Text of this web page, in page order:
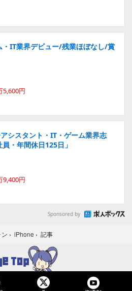
IT業界デビュー/残業ほぼなし/賞
5,600円
シスタント・IT・ゲーム業界志
・年間休日125日」
9,400円
Sponsored by
ン › iPhone › 記事